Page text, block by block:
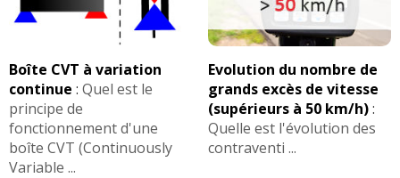
Boîte CVT à variation
continue : Quel est le
principe de
fonctionnement d'une
boîte CVT (Continuously
Variable ...
Evolution du nombre de
grands excès de vitesse
(supérieurs à 50 km/h):
Quelle est l'évolution des
contraventi ...